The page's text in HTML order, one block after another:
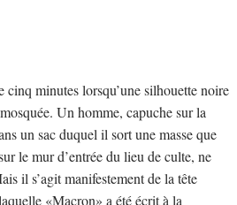
cinq minutes lorsqu’une silhouette noire
Un homme, capuche sur la
un sac duquel il sort une masse que
le mur d’entrée du lieu de culte, ne
il s’agit manifestement de la tête
«Macron» a été écrit à la